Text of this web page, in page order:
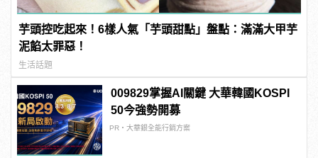
芋頭控吃起來！6樣人氣「芋頭甜點」盤點：滿滿大甲芋
泥餡太罪惡！
生活話題
009829掌握AI關鍵 大華韓國KOSPI
50今強勢開募
PR・大華銀全能行銷方案